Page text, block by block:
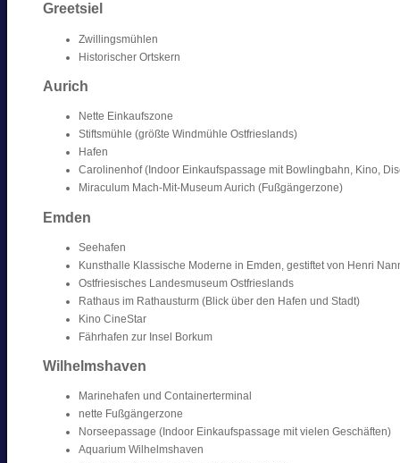
Greetsiel
Zwillingsmühlen
Historischer Ortskern
Aurich
Nette Einkaufszone
Stiftsmühle (größte Windmühle Ostfrieslands)
Hafen
Carolinenhof (Indoor Einkaufspassage mit Bowlingbahn, Kino,
Miraculum Mach-Mit-Museum Aurich (Fußgängerzone)
Emden
Seehafen
Kunsthalle Klassische Moderne in Emden, gestiftet von Henri
Ostfriesisches Landesmuseum Ostfrieslands
Rathaus im Rathausturm (Blick über den Hafen und Stadt)
Kino CineStar
Fährhafen zur Insel Borkum
Wilhelmshaven
Marinehafen und Containerterminal
nette Fußgängerzone
Norseepassage (Indoor Einkaufspassage mit vielen Geschäften)
Aquarium Wilhelmshaven